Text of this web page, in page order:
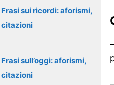
Frasi sui ricordi: aforismi,
citazioni
Frasi sull’oggi: aforismi,
citazioni